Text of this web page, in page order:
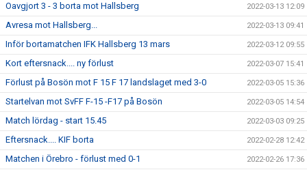
Oavgjort 3 - 3 borta mot Hallsberg 2022-03-13 12:09
Avresa mot Hallsberg... 2022-03-13 09:41
Inför bortamatchen IFK Hallsberg 13 mars 2022-03-12 09:55
Kort eftersnack.... ny förlust 2022-03-07 15:41
Förlust på Bosön mot F 15 F 17 landslaget med 3-0 2022-03-05 15:36
Startelvan mot SvFF F-15 -F17 på Bosön 2022-03-05 14:54
Match lördag - start 15.45 2022-03-03 09:25
Eftersnack.... KIF borta 2022-02-28 12:42
Matchen i Örebro - förlust med 0-1 2022-02-26 17:36